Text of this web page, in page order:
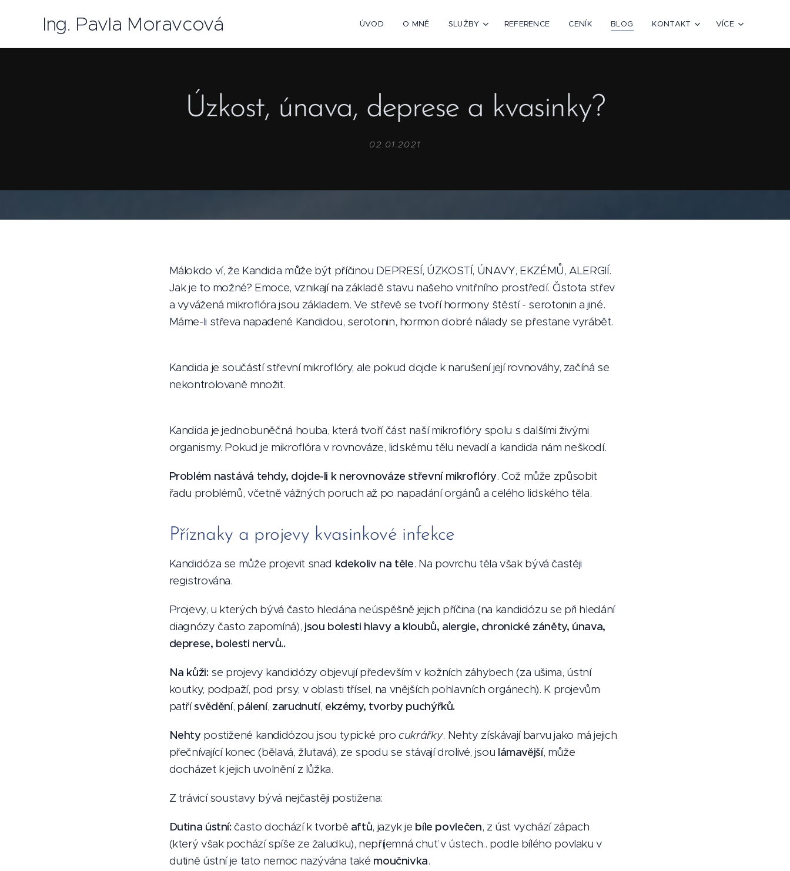
Ing. Pavla Moravcová ÚVOD O MNĚ SLUŽBY REFERENCE CENÍK BLOG KONTAKT VÍCE
Úzkost, únava, deprese a kvasinky?
02.01.2021
Málokdo ví, že Kandida může být příčinou DEPRESÍ, ÚZKOSTÍ, ÚNAVY, EKZÉMŮ, ALERGIÍ.
Jak je to možné? Emoce, vznikají na základě stavu našeho vnitřního prostředí. Čistota střev
a vyvážená mikroflóra jsou základem. Ve střevě se tvoří hormony štěstí - serotonin a jiné.
Máme-li střeva napadené Kandidou, serotonin, hormon dobré nálady se přestane vyrábět.
Kandida je součástí střevní mikroflóry, ale pokud dojde k narušení její rovnováhy, začíná se
nekontrolovaně množit.
Kandida je jednobuněčná houba, která tvoří část naší mikroflóry spolu s dalšími živými
organismy. Pokud je mikroflóra v rovnováze, lidskému tělu nevadí a kandida nám neškodí.
Problém nastává tehdy, dojde-li k nerovnováze střevní mikroflóry. Což může způsobit
řadu problémů, včetně vážných poruch až po napadání orgánů a celého lidského těla.
Příznaky a projevy kvasinkové infekce
Kandidóza se může projevit snad kdekoliv na těle. Na povrchu těla však bývá častěji
registrována.
Projevy, u kterých bývá často hledána neúspěšně jejich příčina (na kandidózu se při hledání
diagnózy často zapomíná), jsou bolesti hlavy a kloubů, alergie, chronické záněty, únava,
deprese, bolesti nervů..
Na kůži:se projevy kandidózy objevují především v kožních záhybech (za ušima, ústní
koutky, podpaží, pod prsy, v oblasti třísel, na vnějších pohlavních orgánech). K projevům
patřísvědění, pálení, zarudnutí, ekzémy, tvorby puchýřků.
Nehtypostižené kandidózou jsou typické procukrářky. Nehty získávají barvu jako má jejich
přečnívající konec (bělavá, žlutavá), ze spodu se stávají drolivé, jsou lámavější, může
docházet k jejich uvolnění z lůžka.
Z trávicí soustavy bývá nejčastěji postižena:
Dutina ústní:často dochází k tvorbě aftů, jazyk je bíle povlečen, z úst vychází zápach
(který však pochází spíše ze žaludku), nepříjemná chuť v ústech.. podle bílého povlaku v
dutině ústní je tato nemoc nazývána také moučnivka.